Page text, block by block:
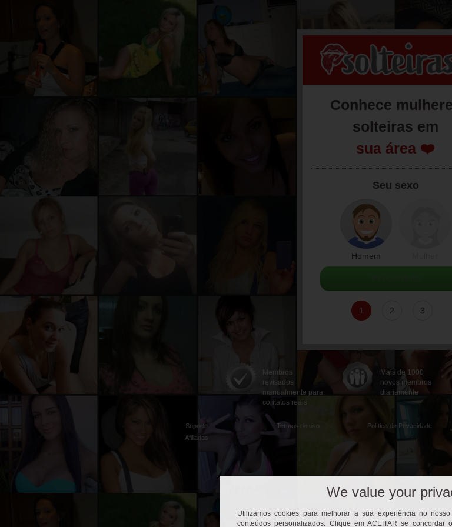
Conhece
solteiras em
sua área ❤️
Seu sexo
Homem
1 2 3
Membros
revisados
manualmente para
contatos reais
Mais de 1000
novos membros
diariamente
Suporte Termos de uso Política de Privacidade
Afiliados
We value your
Utilizamos cookies para melhorar a sua experiência no
conteúdos personalizados. Clique em ACEITAR se